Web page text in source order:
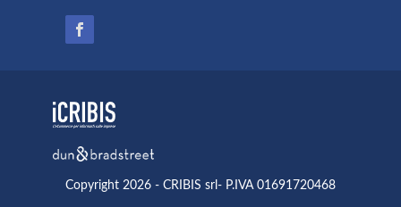
Copyright 2026 - CRIBIS srl- P.IVA 01691720468